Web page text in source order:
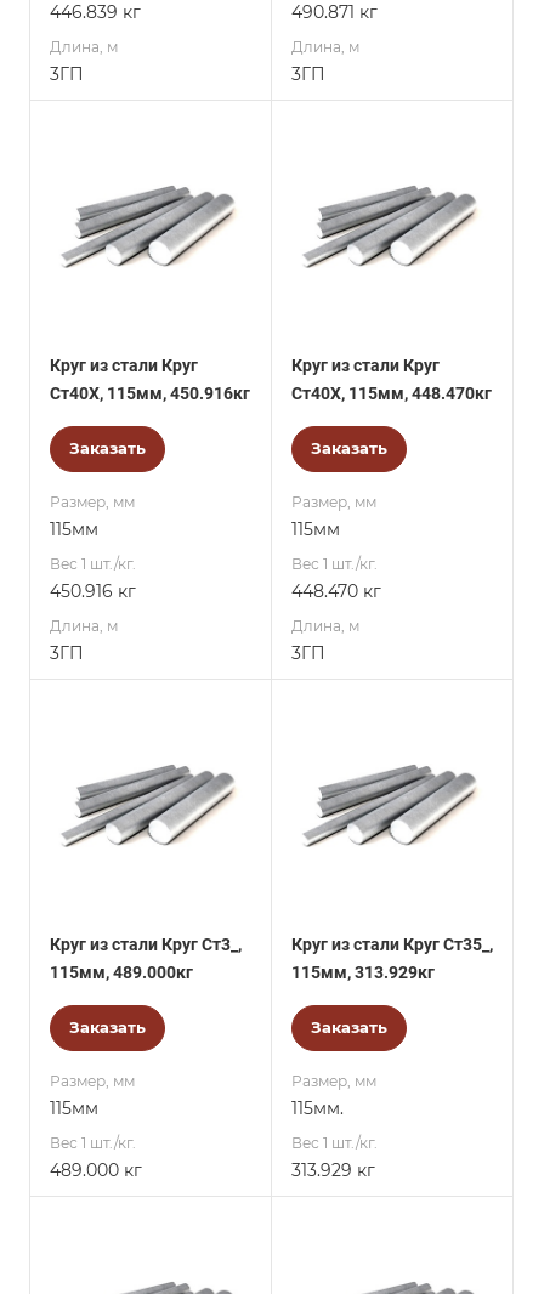
446.839 кг
Длина, м
3ГП
490.871 кг
Длина, м
3ГП
Круг из стали Круг
Ст40Х, 115мм, 450.916кг
Заказать
Размер, мм
115мм
Вес 1 шт./кг.
450.916 кг
Длина, м
3ГП
Круг из стали Круг
Ст40Х, 115мм, 448.470кг
Заказать
Размер, мм
115мм
Вес 1 шт./кг.
448.470 кг
Длина, м
3ГП
Круг из стали Круг Ст3_,
115мм, 489.000кг
Заказать
Размер, мм
115мм
Вес 1 шт./кг.
489.000 кг
Круг из стали Круг Ст35_,
115мм, 313.929кг
Заказать
Размер, мм
115мм.
Вес 1 шт./кг.
313.929 кг